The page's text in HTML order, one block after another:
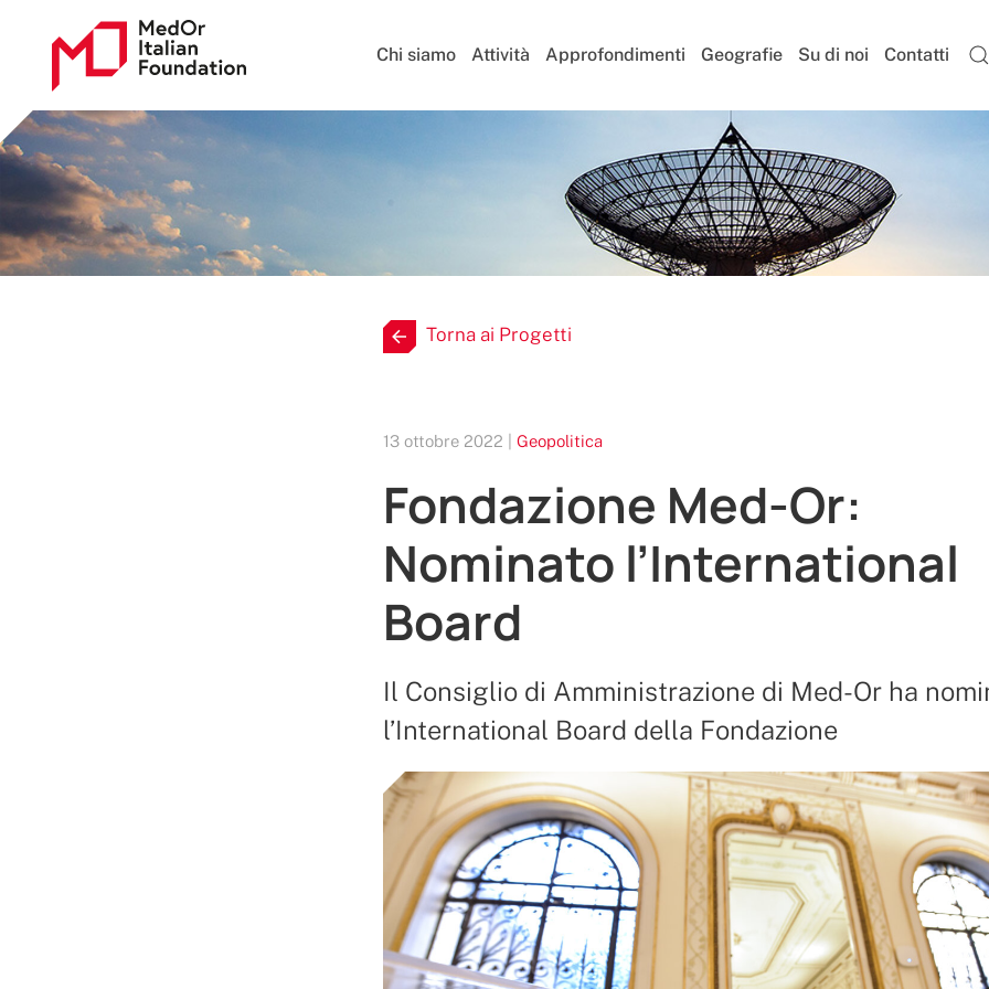
Chi siamo Attività Approfondimenti Geografie Su di noi Contatti
Torna ai Progetti
13 ottobre 2022 | Geopolitica
Fondazione Med-Or:
Nominato l’International
Board
Il Consiglio di Amministrazione di Med-Or ha
l’International Board della Fondazione